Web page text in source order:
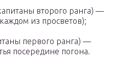
второго ранга) —
из просветов);
первого ранга) —
посередине погона.